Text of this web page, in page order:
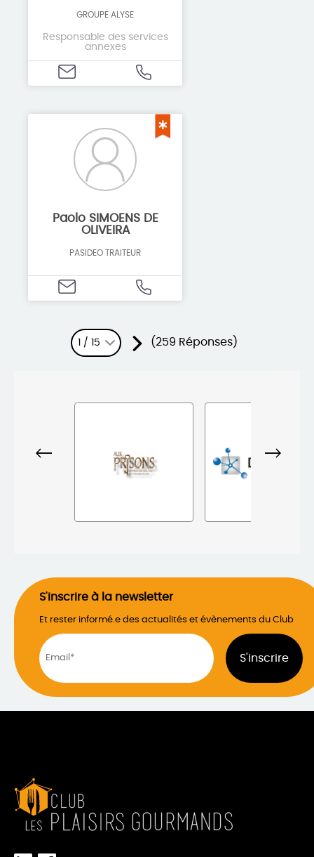
GROUPE ALYSE
Responsable des services
annexes
Paolo SIMOENS DE
OLIVEIRA
PASIDEO TRAITEUR
1 / 15 (259 Réponses)
S'inscrire à la newsletter
Et rester informé.e des actualités et évènements du Club